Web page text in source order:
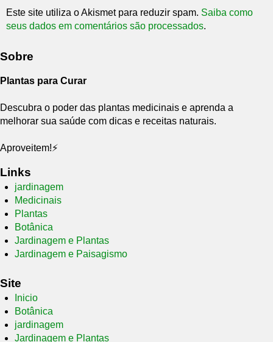
Este site utiliza o Akismet para reduzir spam. Saiba como
seus dados em comentários são processados.
Sobre
Plantas para Curar
Descubra o poder das plantas medicinais e aprenda a
melhorar sua saúde com dicas e receitas naturais.
Aproveitem!⚡
Links
jardinagem
Medicinais
Plantas
Botânica
Jardinagem e Plantas
Jardinagem e Paisagismo
Site
Inicio
Botânica
jardinagem
Jardinagem e Plantas